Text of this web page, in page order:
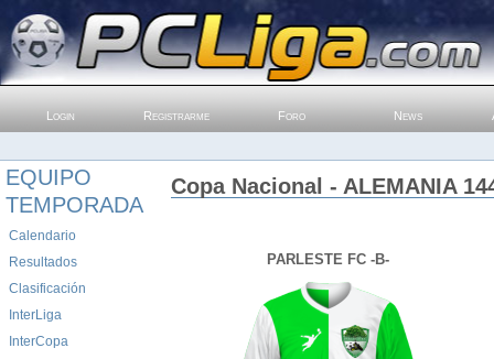
Login Registrarme Foro News
EQUIPO
TEMPORADA
Calendario
Resultados
Clasificación
InterLiga
InterCopa
Copa Nacional - ALEMANIA
PARLESTE FC -B-